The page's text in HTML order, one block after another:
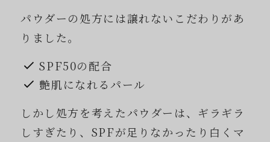
パウダーの処方には譲れないこだわりがあ
りました。
SPF50の配合
艶肌になれるパール
しかし処方を考えたパウダーは、ギラギラ
しすぎたり、SPFが足りなかったり白くマ